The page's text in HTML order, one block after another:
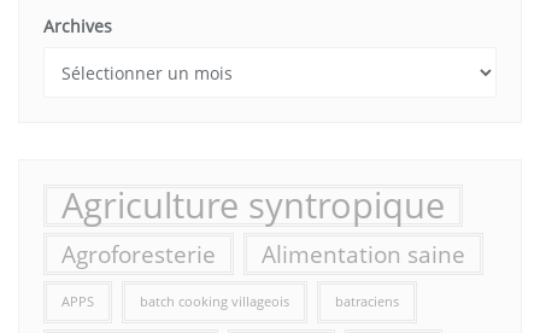
Archives
Agriculture syntropique
Agroforesterie Alimentation saine
APPS batch cooking villageois batraciens